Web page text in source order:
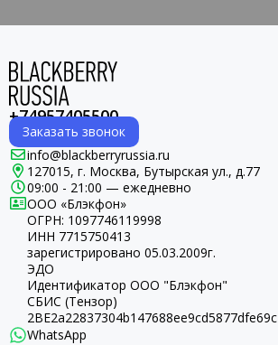
+74957405500
Заказать звонок
info@blackberryrussia.ru
127015, г. Москва, Бутырская ул., д.77
09:00 - 21:00 — ежедневно
ООО «Блэкфон»
ОГРН: 1097746119998
ИНН 7715750413
зарегистрировано 05.03.2009г.
ЭДО
Идентификатор ООО "Блэкфон"
СБИС (Тензор)
2BE2a22837304b147688ee9cd5877dfe69c
WhatsApp